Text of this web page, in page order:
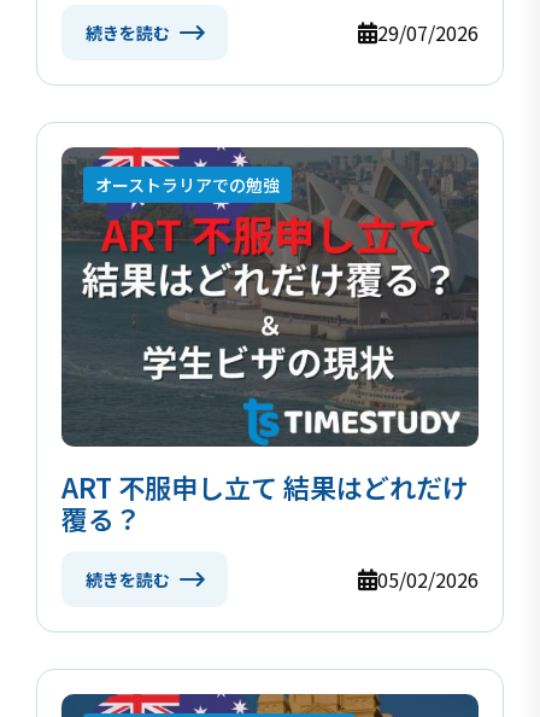
続きを読む 29/07/2026
オーストラリアでの勉強
ART 不服申し立て 結果はどれだけ
覆る？
続きを読む 05/02/2026